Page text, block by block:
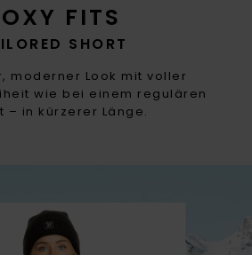
FITS
SHORT
moderner Look mit voller
wie bei einem regulären
– in kürzerer Länge.